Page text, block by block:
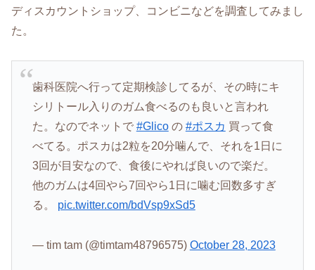
ディスカウントショップ、コンビニなどを調査してみまし
た。
歯科医院へ行って定期検診してるが、その時にキ
シリトール入りのガム食べるのも良いと言われ
た。なのでネットで #Glicoの #ポスカ 買って食
べてる。ポスカは2粒を20分噛んで、それを1日に
3回が目安なので、食後にやれば良いので楽だ。
他のガムは4回やら7回やら1日に噛む回数多すぎ
る。 pic.twitter.com/bdVsp9xSd5
— tim tam (@timtam48796575) October 28, 2023